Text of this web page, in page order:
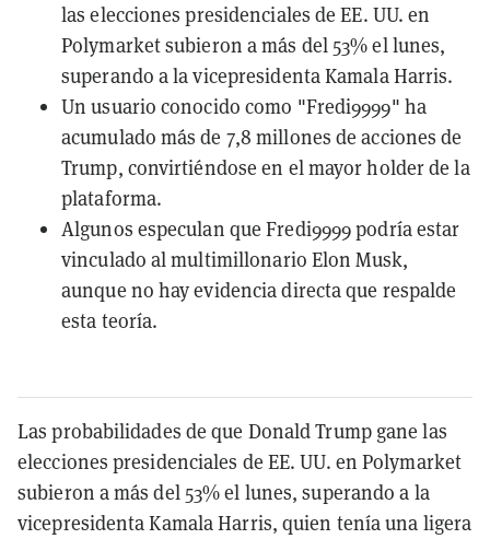
las elecciones presidenciales de EE. UU. en
Polymarket subieron a más del 53% el lunes,
superando a la vicepresidenta Kamala Harris.
Un usuario conocido como "Fredi9999" ha
acumulado más de 7,8 millones de acciones de
Trump, convirtiéndose en el mayor holder de la
plataforma.
Algunos especulan que Fredi9999 podría estar
vinculado al multimillonario Elon Musk,
aunque no hay evidencia directa que respalde
esta teoría.
Las probabilidades de que Donald Trump gane las
elecciones presidenciales de EE. UU. en Polymarket
subieron a más del 53% el lunes, superando a la
vicepresidenta Kamala Harris, quien tenía una ligera